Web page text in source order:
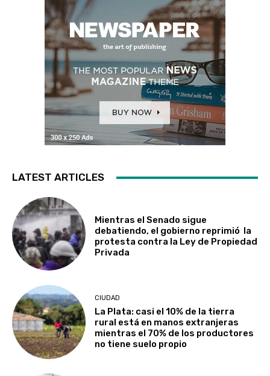
LATEST ARTICLES
Mientras el Senado sigue
debatiendo, el gobierno reprimió la
protesta contra la Ley de Propiedad
Privada
CIUDAD
La Plata: casi el 10% de la tierra
rural está en manos extranjeras
mientras el 70% de los productores
no tiene suelo propio